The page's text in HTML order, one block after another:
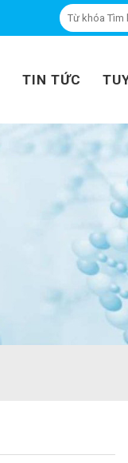
TIN TỨC